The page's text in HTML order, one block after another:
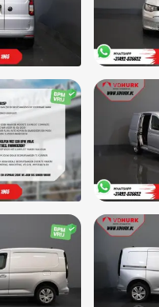
voor en achter
in hoogte verstelbaar
met correctie
wisserbladen verwarmbaar
aan stuurwiel